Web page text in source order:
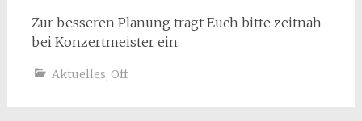
Zur besseren Planung tragt Euch bitte zeitnah
bei Konzertmeister ein.
Aktuelles, Off